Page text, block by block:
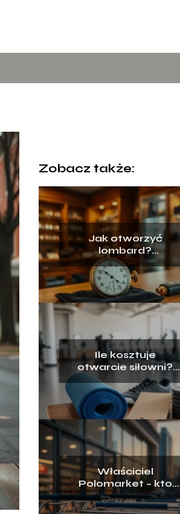
Zobacz także:
Jak otworzyć
lombard?
Kompletny poradnik
Ile kosztuje
otwarcie siłowni?
Przewodnik krok po
kroku
Właściciel
Polomarket – kto
stoi za siecią
sklepów?